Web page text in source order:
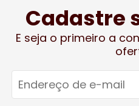
Cadastre
E seja o primeiro a